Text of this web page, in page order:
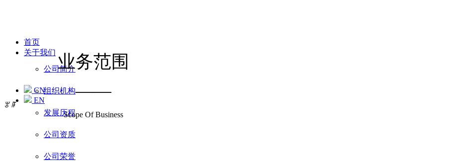
首页
关于我们
公司简介
组织机构
发展历程
公司资质
公司荣誉
CN
EN
业务范围
——
Scope Of Business
ꂃ ꁹ